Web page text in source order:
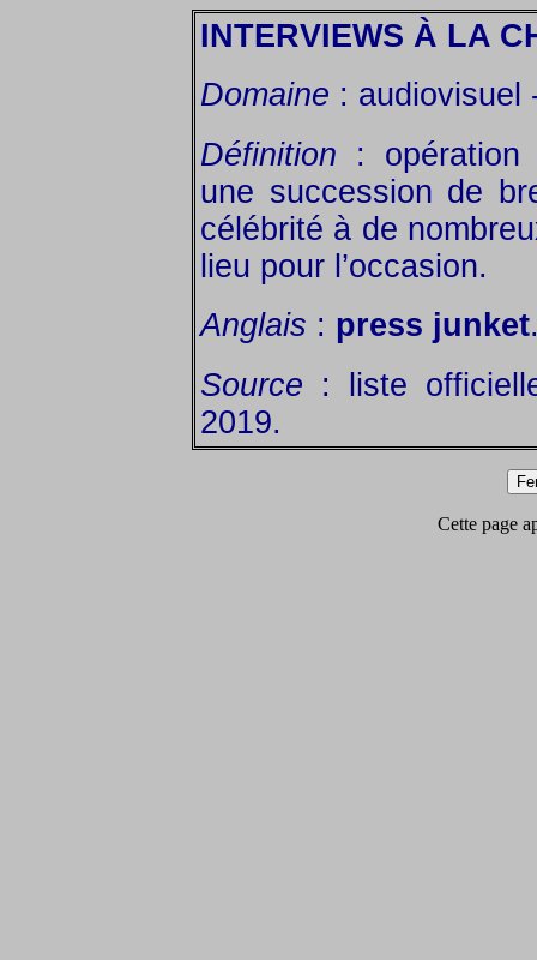
INTERVIEWS À LA
Domaine : audiovisuel
Définition : opération
une succession de
célébrité à de
lieu pour l’occasion.
Anglais : press junket
Source : liste
2019.
Cette page